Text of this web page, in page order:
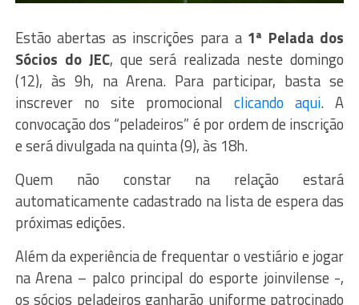
Estão abertas as inscrições para a 1ª Pelada dos
Sócios do JEC, que será realizada neste domingo
(12), às 9h, na Arena. Para participar, basta se
inscrever no site promocionalclicando aqui. A
convocação dos “peladeiros” é por ordem de inscrição
e será divulgada na quinta (9), às 18h.
Quem não constar na relação estará
automaticamente cadastrado na lista de espera das
próximas edições.
Além da experiência de frequentar o vestiário e jogar
na Arena – palco principal do esporte joinvilense -,
os sócios peladeiros ganharão uniforme patrocinado